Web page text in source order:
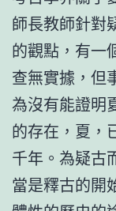
師長教師針對
的觀點，有一
查無實據，
為沒有能證明
的存在，夏，
千年。為疑古
當是釋古的開